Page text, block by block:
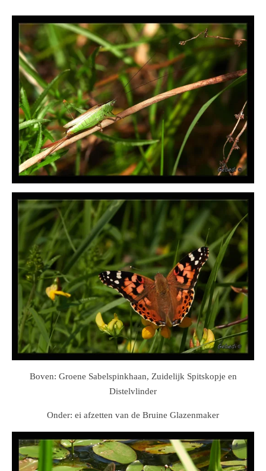
Boven: Groene Sabelspinkhaan, Zuidelijk Spitskopje en
Distelvlinder
Onder: ei afzetten van de Bruine Glazenmaker